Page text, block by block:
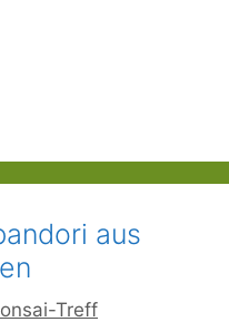
aus
Treff